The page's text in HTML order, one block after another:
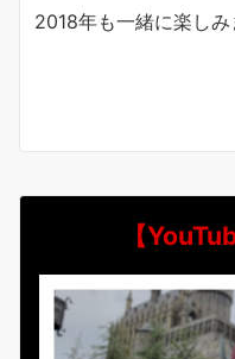
2018年も一緒に楽し
【